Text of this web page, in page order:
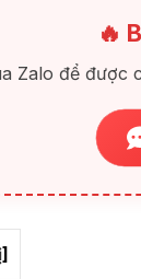
🔥
Zalo để được
]